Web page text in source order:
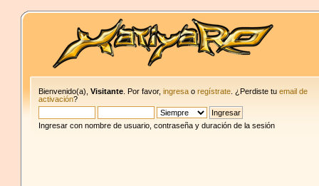
Bienvenido(a),Visitante . Por favor,ingresa oregístrate . ¿Perdiste tuemail de
activación?
Ingresar con nombre de usuario, contraseña y duración de la sesión